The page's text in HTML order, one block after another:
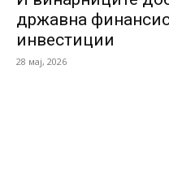
државна
инвестиции
28 мај, 2026